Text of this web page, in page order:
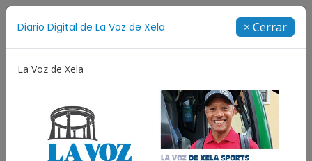
Diario Digital de La Voz de Xela × Cerrar
La Voz de Xela